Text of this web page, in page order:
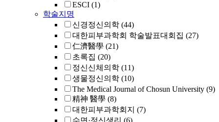
ESCI (1)
학술지명
신경정신의학 (44)
대한피부과학회 학술발표대회집 (27)
仁濟醫學 (21)
초록집 (20)
정신신체의학 (11)
생물정신의학 (10)
The Medical Journal of Chosun University (9)
精神 醫學 (8)
대한피부과학회지 (7)
수면·정신생리 (6)